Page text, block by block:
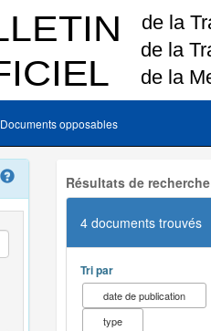
Documents opposables
Résultats de
4 documents trouvés
Tri par
date de publication
type